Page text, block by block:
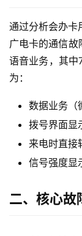
通过分析会办卡
广电卡的通信故
语音业务，其中
为：
数据业务（
拨号界面显
来电时直接
信号强度显
二、核心故